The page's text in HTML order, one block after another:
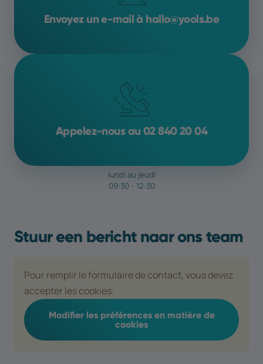
Stuur een bericht naar ons team
Pour remplir le formulaire de contact, vous devez
accepter les cookies.
Modifier les préférences en matière de
cookies
Envoyez un e-mail à hallo@yools.be
Appelez-nous au 02 840 20 04
lundi au jeudi
09:30 - 12:30